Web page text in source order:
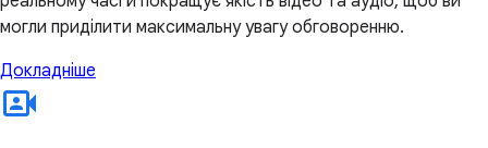
могли приділити максимальну увагу обговоренню.
Докладніше